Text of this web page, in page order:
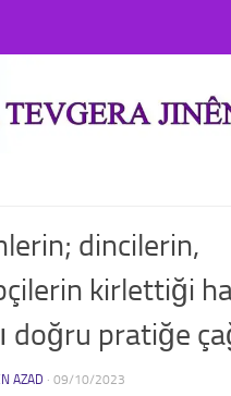
dincilerin,
kirlettiği
doğru pratiğe
AZAD · 09/10/2023